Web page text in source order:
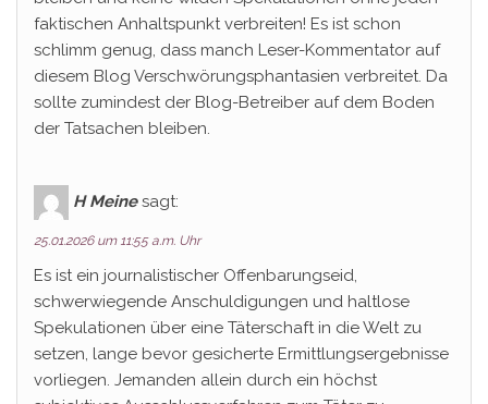
faktischen Anhaltspunkt verbreiten! Es ist schon
schlimm genug, dass manch Leser-Kommentator auf
diesem Blog Verschwörungsphantasien verbreitet. Da
sollte zumindest der Blog-Betreiber auf dem Boden
der Tatsachen bleiben.
H Meine sagt:
25.01.2026 um 11:55 a.m. Uhr
Es ist ein journalistischer Offenbarungseid,
schwerwiegende Anschuldigungen und haltlose
Spekulationen über eine Täterschaft in die Welt zu
setzen, lange bevor gesicherte Ermittlungsergebnisse
vorliegen. Jemanden allein durch ein höchst